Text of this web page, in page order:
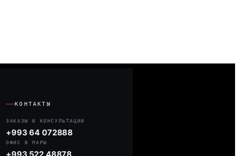
КОНТАКТЫ
ЗАКАЗЫ И КОНСУЛЬТАЦИИ
+993 64 072888
ОФИС В МАРЫ
+993 522 48878